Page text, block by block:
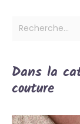
Dans la
couture